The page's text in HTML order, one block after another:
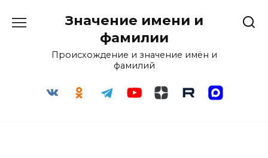
Значение имени и
фамилии
Происхождение и значение имён и
фамилий